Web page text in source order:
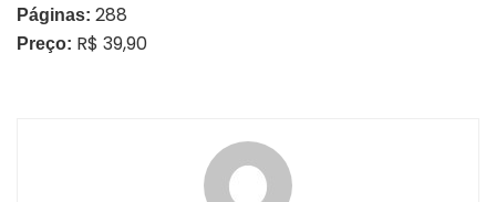
Páginas: 288
Preço: R$ 39,90